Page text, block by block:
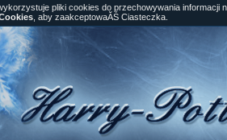
pliki cookies do przechowywania informacji
, aby zaakceptowaĂŚ Ciasteczka.